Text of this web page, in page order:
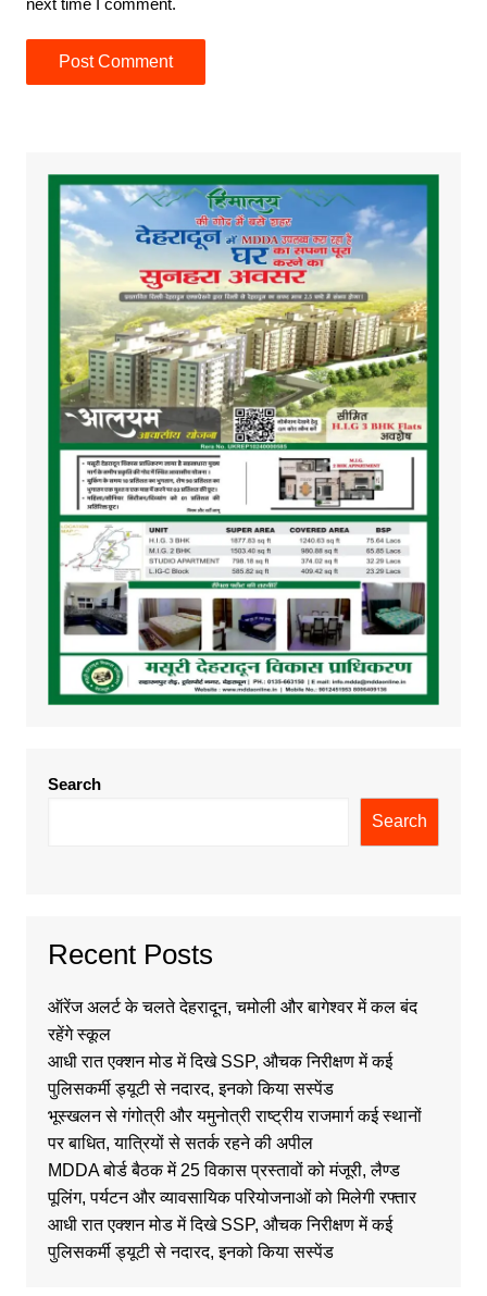
next time I comment.
Search
Search
Recent Posts
ऑरेंज अलर्ट के चलते देहरादून, चमोली और बागेश्वर में कल बंद
रहेंगे स्कूल
आधी रात एक्शन मोड में दिखे SSP, औचक निरीक्षण में कई
पुलिसकर्मी ड्यूटी से नदारद, इनको किया सस्पेंड
भूस्खलन से गंगोत्री और यमुनोत्री राष्ट्रीय राजमार्ग कई स्थानों
पर बाधित, यात्रियों से सतर्क रहने की अपील
MDDA बोर्ड बैठक में 25 विकास प्रस्तावों को मंजूरी, लैण्ड
पूलिंग, पर्यटन और व्यावसायिक परियोजनाओं को मिलेगी रफ्तार
आधी रात एक्शन मोड में दिखे SSP, औचक निरीक्षण में कई
पुलिसकर्मी ड्यूटी से नदारद, इनको किया सस्पेंड